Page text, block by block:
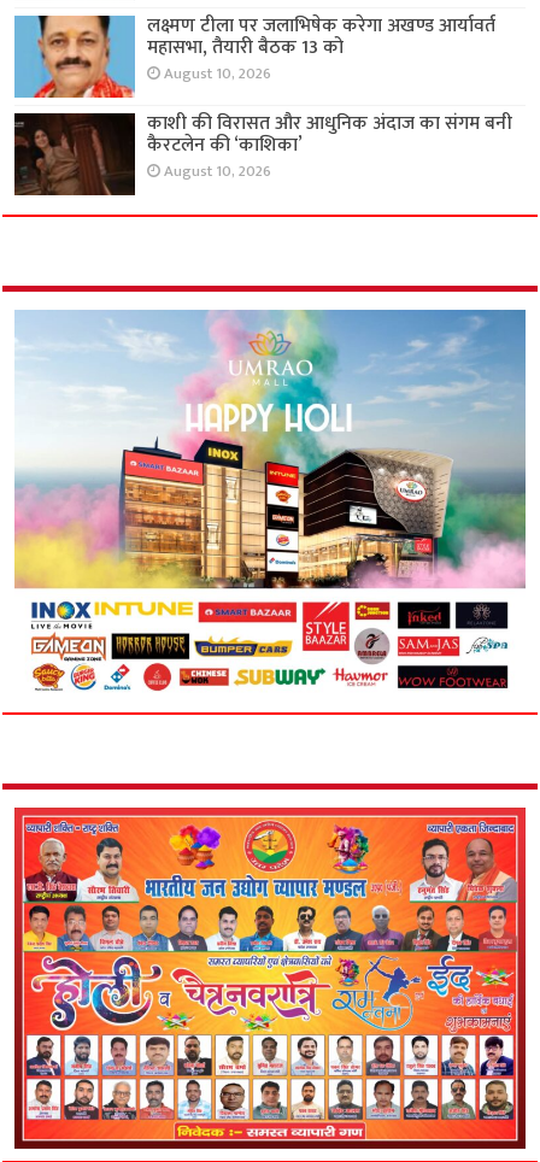
लक्ष्मण टीला पर जलाभिषेक करेगा अखण्ड आर्यावर्त
महासभा, तैयारी बैठक 13 को
August 10, 2026
काशी की विरासत और आधुनिक अंदाज का संगम बनी
कैरटलेन की ‘काशिका’
August 10, 2026